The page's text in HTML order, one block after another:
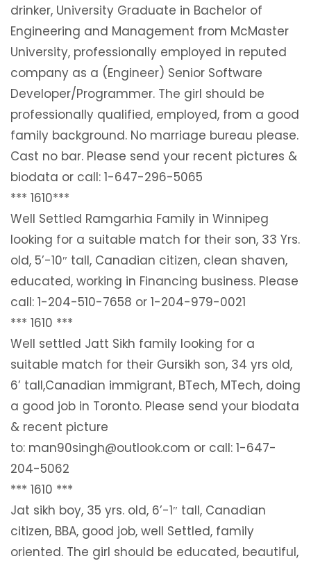
drinker, University Graduate in Bachelor of
Engineering and Management from McMaster
University, professionally employed in reputed
company as a (Engineer) Senior Software
Developer/Programmer. The girl should be
professionally qualified, employed, from a good
family background. No marriage bureau please.
Cast no bar. Please send your recent pictures &
biodata or call: 1-647-296-5065
*** 1610***
Well Settled Ramgarhia Family in Winnipeg
looking for a suitable match for their son, 33 Yrs.
old, 5’-10″ tall, Canadian citizen, clean shaven,
educated, working in Financing business. Please
call: 1-204-510-7658 or 1-204-979-0021
*** 1610 ***
Well settled Jatt Sikh family looking for a
suitable match for their Gursikh son, 34 yrs old,
6’ tall,Canadian immigrant, BTech, MTech, doing
a good job in Toronto. Please send your biodata
& recent picture
to: man90singh@outlook.com or call: 1-647-
204-5062
*** 1610 ***
Jat sikh boy, 35 yrs. old, 6’-1″ tall, Canadian
citizen, BBA, good job, well Settled, family
oriented. The girl should be educated, beautiful,